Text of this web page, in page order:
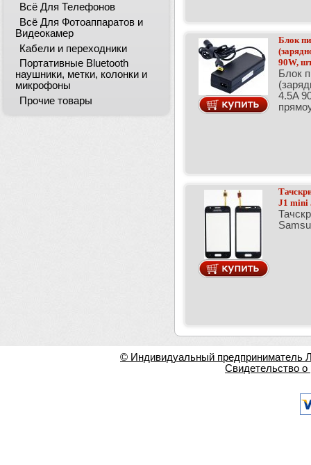
Блок
90W,
Блок
4.5A
J1 mini
Всё Для Телефонов
Всё Для Фотоаппаратов и
Видеокамер
Кабели и переходники
Портативные Bluetooth
наушники, метки, колонки и
микрофоны
Прочие товары
© Индивидуальный предприниматель
Свидетельство